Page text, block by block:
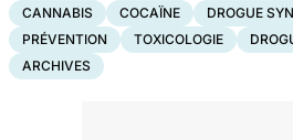
CANNABIS COCAÏNE DROGUE
PRÉVENTION
TOXICOLOGIE
ARCHIVES